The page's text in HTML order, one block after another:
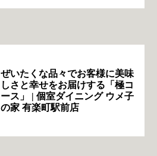
ぜいたくな品々でお客様に美味
しさと幸せをお届けする「極コ
ース」 | 個室ダイニング ウメ子
の家 有楽町駅前店